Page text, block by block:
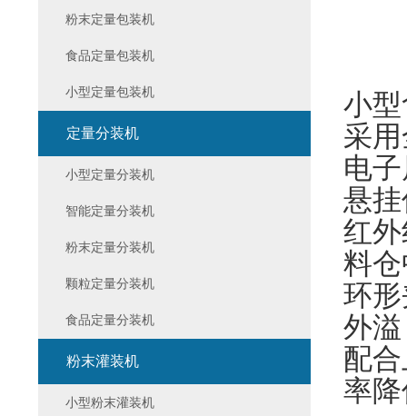
小
采
电
悬
红
料
环
外溢
配
率
粉末定量包装机
食品定量包装机
小型定量包装机
定量分装机
小型定量分装机
智能定量分装机
粉末定量分装机
颗粒定量分装机
食品定量分装机
粉末灌装机
小型粉末灌装机